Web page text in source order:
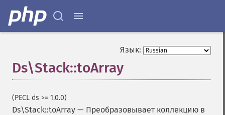
Язык:
Ds\Stack::toArray
(PECL ds >= 1.0.0)
Ds\Stack::toArray — Преобразовывает коллекцию в